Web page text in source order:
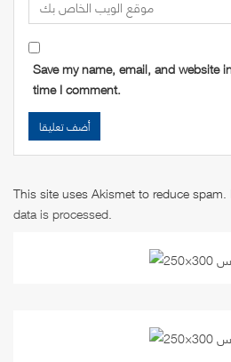
Save my name, email, and website
time I comment.
This site uses Akismet to reduce spam.
data is processed.